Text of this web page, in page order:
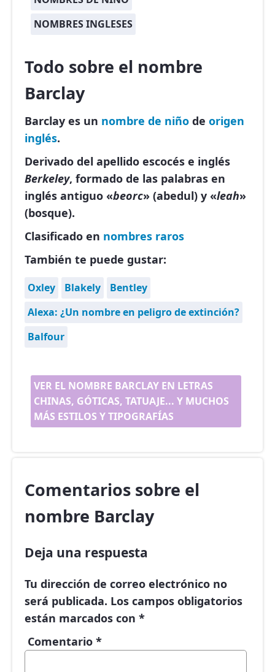
NOMBRES INGLESES
Todo sobre el nombre
Barclay
Barclay es un nombre de niño de origen
inglés.
Derivado del apellido escocés e inglés
Berkeley, formado de las palabras en
inglés antiguo «beorc» (abedul) y «leah»
(bosque).
Clasificado en nombres raros
También te puede gustar:
Oxley Blakely
Bentley
Alexa: ¿Un nombre en peligro de extinción?
Balfour
VER EL NOMBRE BARCLAY EN LETRAS
CHINAS, GÓTICAS, TATUAJE... Y MUCHOS
MÁS ESTILOS Y TIPOGRAFÍAS
Comentarios sobre el
nombre Barclay
Deja una respuesta
Tu dirección de correo electrónico no
será publicada. Los campos obligatorios
están marcados con *
Comentario *